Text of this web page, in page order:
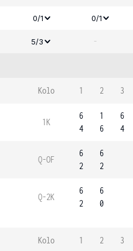
0/1 0/1
5/3 -
Kolo 1 2 3
1K
6
4
1
6
6
4
Q-OF
6
2
6
2
Q-2K
6
2
6
0
Kolo 1 2 3